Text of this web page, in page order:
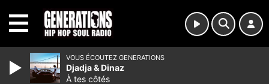
VOUS ÉCOUTEZ GENERATIONS
Djadja & Dinaz
À tes côtés